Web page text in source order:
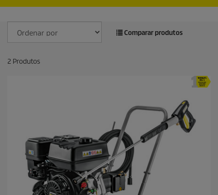
Comparar produtos
2 Produtos